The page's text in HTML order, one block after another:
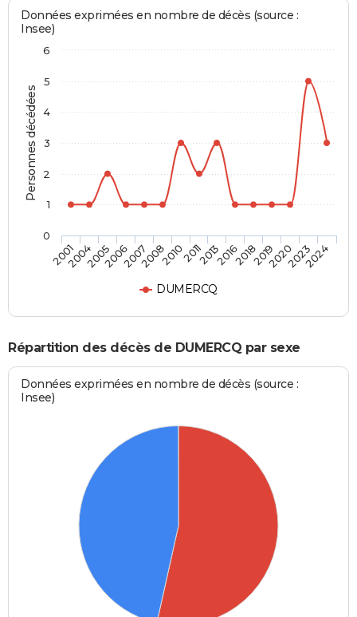
Personnes décédées
Données exprimées en nombre de décès (source :
Insee)
DUMERCQ
200120042005200620072008201020112013201620182019202020232024
0
1
2
3
4
5
6
Répartition des décès de DUMERCQ par sexe
Données exprimées en nombre de décès (source :
Insee)